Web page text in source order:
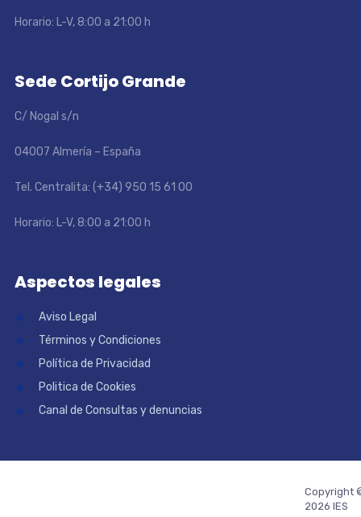
Horario: L-V, 8:00 a 21:00 h
Sede Cortijo Grande
C/ Nogal s/n
04007 Almería – España
Tel. Centralita: (+34) 950 15 61 00
Horario: L-V, 8:00 a 21:00 h
Aspectos legales
Aviso Legal
Términos y Condiciones
Política de Privacidad
Politica de Cookies
Canal de Consultas y denuncias
Copyright
2026 IES